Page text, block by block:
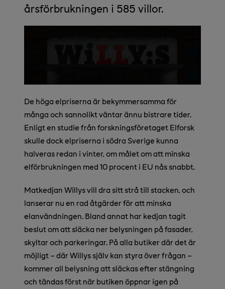
årsförbrukningen i 585 villor.
De höga elpriserna är bekymmersamma för
många och sannolikt väntar ännu bistrare tider.
Enligt en studie från forskningsföretaget Elforsk
skulle dock elpriserna i södra Sverige kunna
halveras redan i vinter, om målet om att minska
elförbrukningen med 10 procent i EU nås snabbt.
Matkedjan Willys vill dra sitt strå till stacken, och
lanserar nu en rad åtgärder för att minska
elanvändningen. Bland annat har kedjan tagit
beslut om att släcka ner belysningen på fasader,
skyltar och parkeringar. På alla butiker där det är
möjligt – där Willys själv kan styra över frågan –
kommer all belysning att släckas efter stängning
och tändas först när butiken öppnar igen på